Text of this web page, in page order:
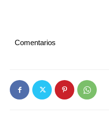
Comentarios